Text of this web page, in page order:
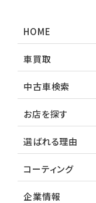
HOME
車買取
中古車検索
お店を探す
選ばれる理由
コーティング
企業情報